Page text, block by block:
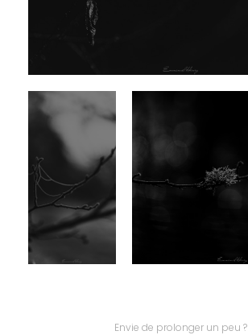
Envie de prolonger un peu ?